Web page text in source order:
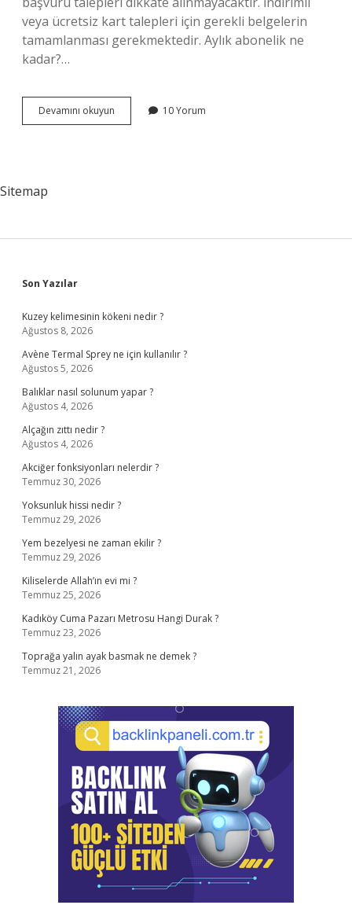
veya ücretsiz kart talepleri için gerekli belgelerin
tamamlanması gerekmektedir. Aylık abonelik ne
kadar?…
Devamını okuyun
Abonman
10 Yorum
Sitemap
Sidebar
Son Yazılar
Kuzey kelimesinin kökeni nedir ?
Ağustos 8, 2026
Avène Termal Sprey ne için kullanılır ?
Ağustos 5, 2026
Balıklar nasıl solunum yapar ?
Ağustos 4, 2026
Alçağın zıttı nedir ?
Ağustos 4, 2026
Akciğer fonksiyonları nelerdir ?
Temmuz 30, 2026
Yoksunluk hissi nedir ?
Temmuz 29, 2026
Yem bezelyesi ne zaman ekilir ?
Temmuz 29, 2026
Kiliselerde Allah’ın evi mi ?
Temmuz 25, 2026
Kadıköy Cuma Pazarı Metrosu Hangi Durak ?
Temmuz 23, 2026
Toprağa yalın ayak basmak ne demek ?
Temmuz 21, 2026